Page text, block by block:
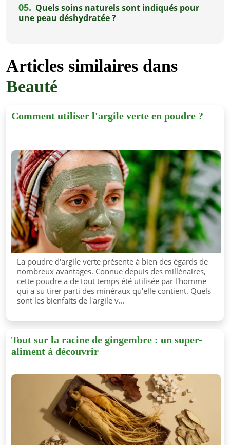
05. Quels soins naturels sont indiqués pour
une peau déshydratée ?
Articles similaires dans
Beauté
Comment utiliser l'argile verte en poudre ?
La poudre d'argile verte présente à bien des égards de
nombreux avantages. Connue depuis des millénaires,
cette poudre a de tout temps été utilisée par l'homme
qui a su tirer parti des minéraux qu'elle contient. Quels
sont les bienfaits de l'argile v...
Tout sur la racine de gingembre : un super-
aliment à découvrir